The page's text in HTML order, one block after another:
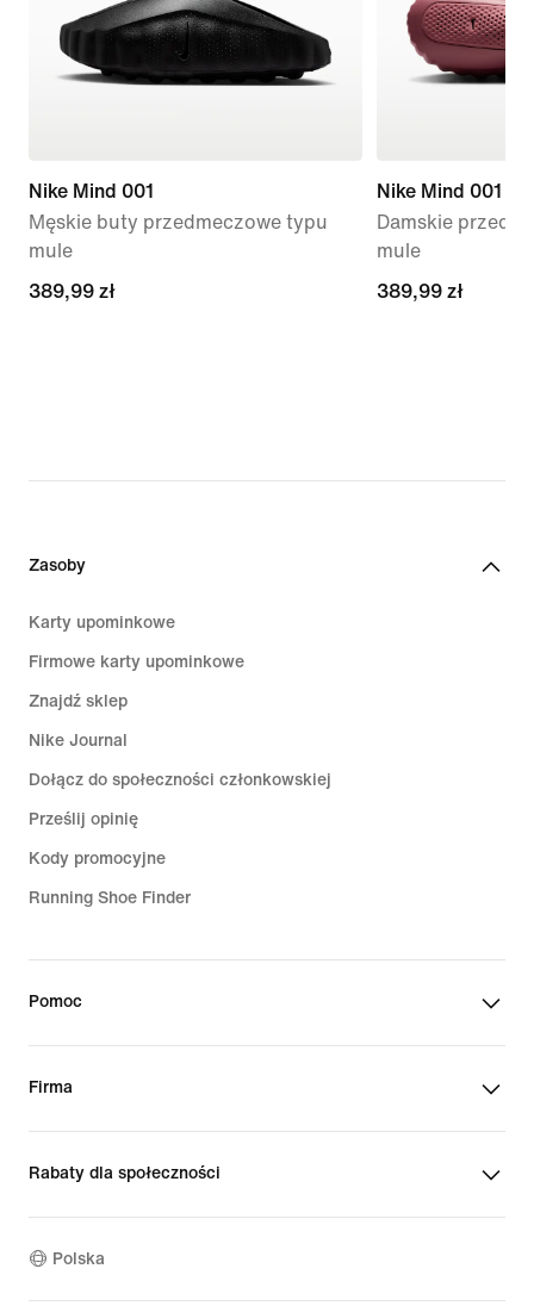
Nike Mind 001
Męskie buty przedmeczowe typu
mule
389,99 zł
389,99 zł
Nike Mind 001
Damskie
mule
389,99 zł
389,99 zł
Zasoby
Karty upominkowe
Firmowe karty upominkowe
Znajdź sklep
Nike Journal
Dołącz do społeczności członkowskiej
Prześlij opinię
Kody promocyjne
Running Shoe Finder
Pomoc
Firma
Rabaty dla społeczności
Polska